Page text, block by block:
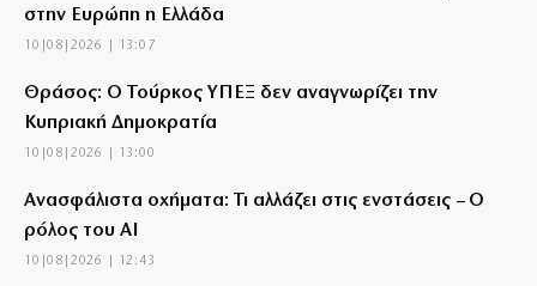
στην Ευρώπη η Ελλάδα
10|08|2026 | 13:07
Θράσος: Ο Τούρκος ΥΠΕΞ δεν αναγνωρίζει την
Κυπριακή Δημοκρατία
10|08|2026 | 13:00
Ανασφάλιστα οχήματα: Τι αλλάζει στις ενστάσεις – Ο
ρόλος του AI
10|08|2026 | 12:43